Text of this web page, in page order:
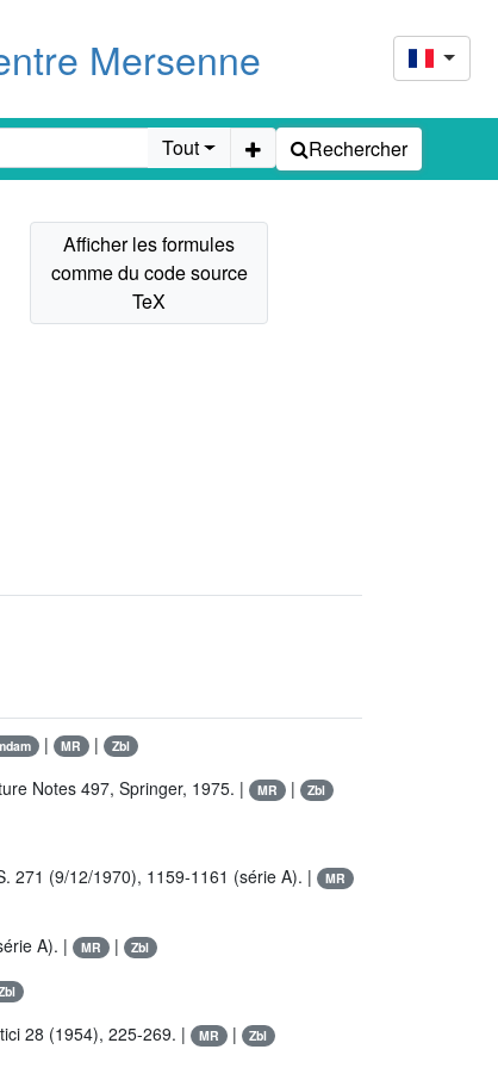
Mersenne
Tout Rechercher
| MR | Zbl
Notes 497, Springer, 1975. | MR | Zbl
271 (9/12/1970), 1159-1161 (série A). | MR
A). | MR | Zbl
28 (1954), 225-269. | MR | Zbl